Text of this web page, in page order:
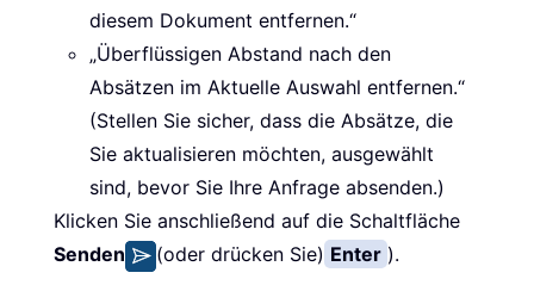
diesem Dokument entfernen.“
„Überflüssigen Abstand nach den
Absätzen im Aktuelle Auswahl entfernen.“
(Stellen Sie sicher, dass die Absätze, die
Sie aktualisieren möchten, ausgewählt
sind, bevor Sie Ihre Anfrage absenden.)
Klicken Sie anschließend auf die Schaltfläche
Senden
(oder drücken Sie) Enter ).